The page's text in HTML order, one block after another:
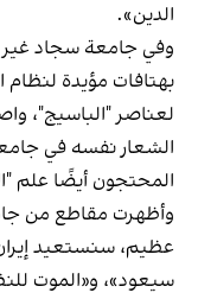
الدين».
وفي جامعة سجاد
بهتافات مؤيدة لنظام
لعناصر "الباسيج"،
الشعار نفسه في
المحتجون أيضًا علم
وأظهرت مقاطع من
عظيم، سنستعيد
سيعود»، و«الموت